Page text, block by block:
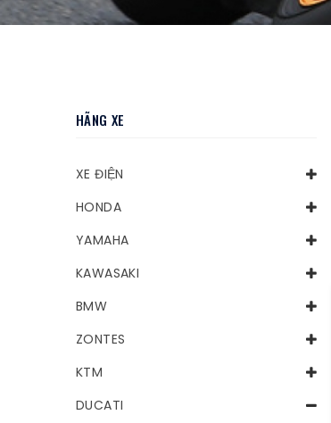
HÃNG XE
XE ĐIỆN
HONDA
YAMAHA
KAWASAKI
BMW
ZONTES
KTM
DUCATI